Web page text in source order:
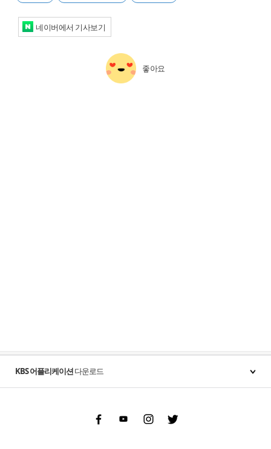
네이버에서 기사보기
좋아요
KBS 어플리케이션다운로드
FacebookYoutubeInstgram